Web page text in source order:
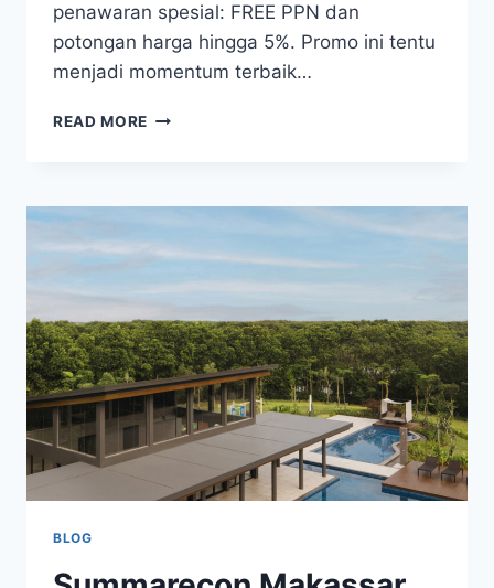
penawaran spesial: FREE PPN dan
potongan harga hingga 5%. Promo ini tentu
menjadi momentum terbaik…
READ MORE THE
PROMO
PPN
5%
BLOG